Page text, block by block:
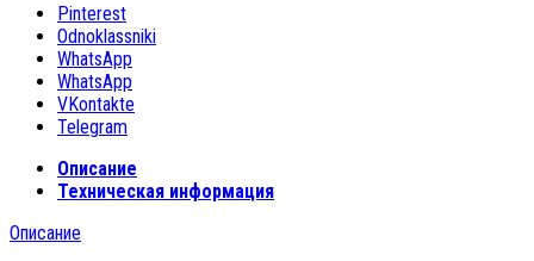
Pinterest
Odnoklassniki
WhatsApp
WhatsApp
VKontakte
Telegram
Описание
Техническая информация
Описание